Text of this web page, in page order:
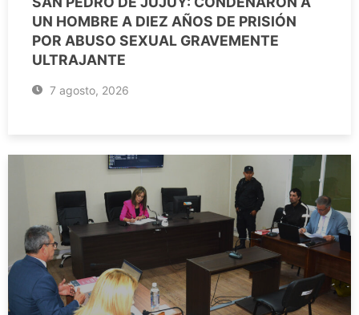
UN HOMBRE A DIEZ AÑOS DE PRISIÓN
POR ABUSO SEXUAL GRAVEMENTE
ULTRAJANTE
7 agosto, 2026